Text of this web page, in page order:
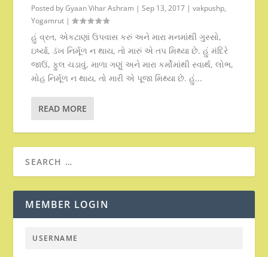
Posted byGyaan Vihar Ashram |Sep 13, 2017 |vakpushp,
Yogamrut |
હું વ્રત, એકટાણાં ઉપવાસ કરું અને મારા મનમાંથી ગુસ્સો,
ઇર્ષ્યા, ડંખ નિર્મૂળ ન થાય, તો મારું એ તપ મિથ્યા છે. હું મંદિરે
જાઉં, ફુલ ચડાવું, માળા ગણું અને મારા કર્મોમાંથી સ્વાર્થ, લોભ,
મોહ નિર્મૂળ ન થાય, તો મારી એ પૂજા મિથ્યા છે. હું...
READ MORE
MEMBER LOGIN